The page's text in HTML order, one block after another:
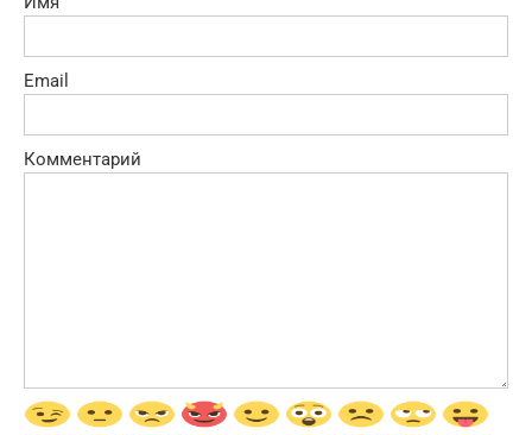
Email
Комментарий